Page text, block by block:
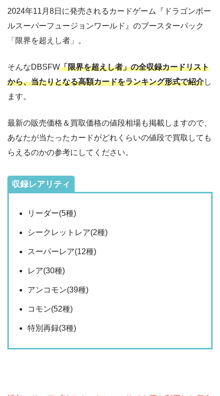
2024年11月8日に発売されるカードゲーム『ドラゴンボー
ルスーパーフュージョンワールド』のブースターパック
「限界を超えし者」。
そんなDBSFW「限界を超えし者」の全収録カードリスト
から、当たりとなる高額カードをランキング形式で紹介し
ます。
最新の販売価格＆買取価格の値段相場も掲載しますので、
あなたが当たったカードがどれくらいの値段で買取しても
らえるのかの参考にしてください。
収録レアリティ
リーダー(5種)
シークレットレア(2種)
スーパーレア(12種)
レア(30種)
アンコモン(39種)
コモン(52種)
特別再録(3種)